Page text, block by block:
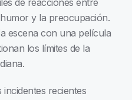
de reacciones entre
y la preocupación.
escena con una película
los límites de la
incidentes recientes